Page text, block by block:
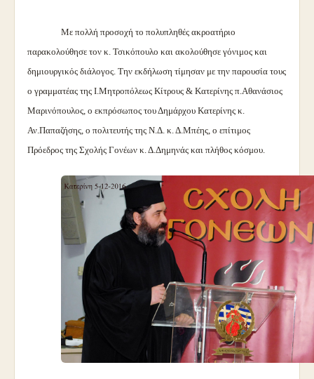
Με πολλή προσοχή το πολυπληθές ακροατήριο
παρακολούθησε τον κ. Τσικόπουλο και ακολούθησε γόνιμος και
δημιουργικός διάλογος. Την εκδήλωση τίμησαν με την παρουσία τους
ο γραμματέας της Ι.Μητροπόλεως Κίτρους & Κατερίνης π.Αθανάσιος
Μαρινόπουλος, ο εκπρόσωπος του Δημάρχου Κατερίνης κ.
Αν.Παπαζήσης, ο πολιτευτής της Ν.Δ. κ. Δ.Μπέης, ο επίτιμος
Πρόεδρος της Σχολής Γονέων κ. Δ.Δημηνάς και πλήθος κόσμου.